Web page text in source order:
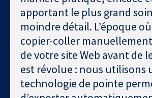
apportant le plus grand
moindre détail. L’époque
copier-coller
de votre site Web avant de
est révolue : nous utilisons
technologie de pointe